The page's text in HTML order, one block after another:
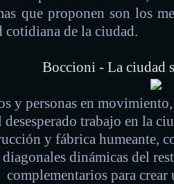
que proponen son los
cotidiana de la ciudad.
Boccioni - La ciudad
y personas en
desesperado trabajo en la
y fábrica humeante,
dinámicas del
complementarios para